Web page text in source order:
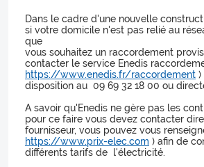
Dans le cadre d'une nouvelle
si votre domicile n'est pas relié au
que
vous souhaitez un raccordement
contacter le service Enedis
https://www.enedis.fr/raccordement )
disposition au 09 69 32 18 00 ou
A savoir qu'Enedis ne gère pas les
pour ce faire vous devez contacter
fournisseur, vous pouvez vous
https://www.prix-elec.com ) afin de
différents tarifs de l'électricité.